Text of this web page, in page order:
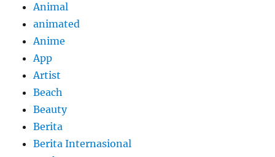
Animal
animated
Anime
App
Artist
Beach
Beauty
Berita
Berita Internasional